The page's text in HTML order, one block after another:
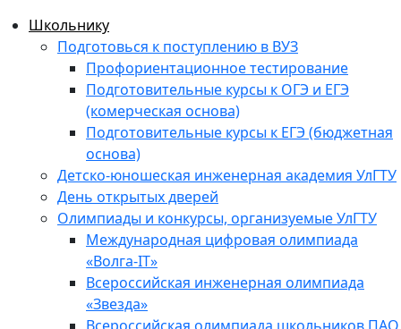
Школьнику
Подготовься к поступлению в ВУЗ
Профориентационное тестирование
Подготовительные курсы к ОГЭ и ЕГЭ
(комерческая основа)
Подготовительные курсы к ЕГЭ (бюджетная
основа)
Детско-юношеская инженерная академия УлГТУ
День открытых дверей
Олимпиады и конкурсы, организуемые УлГТУ
Международная цифровая олимпиада
«Волга-IT»
Всероссийская инженерная олимпиада
«Звезда»